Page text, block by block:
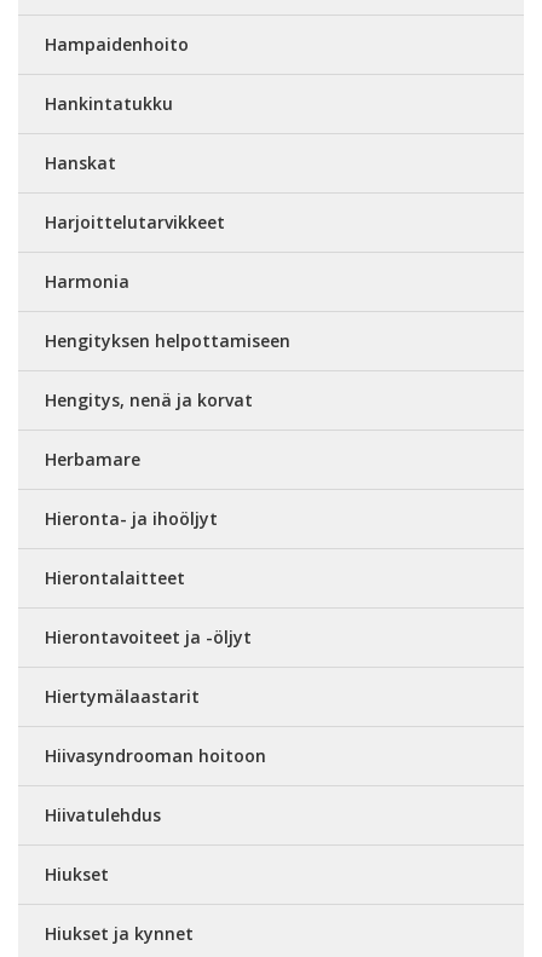
Hampaidenhoito
Hankintatukku
Hanskat
Harjoittelutarvikkeet
Harmonia
Hengityksen helpottamiseen
Hengitys, nenä ja korvat
Herbamare
Hieronta- ja ihoöljyt
Hierontalaitteet
Hierontavoiteet ja -öljyt
Hiertymälaastarit
Hiivasyndrooman hoitoon
Hiivatulehdus
Hiukset
Hiukset ja kynnet